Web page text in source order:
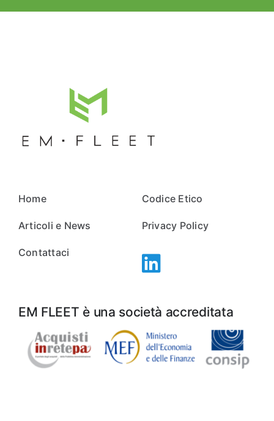
Home
Articoli e News
Contattaci
Codice Etico
Privacy Policy
EM FLEET è una società accreditata